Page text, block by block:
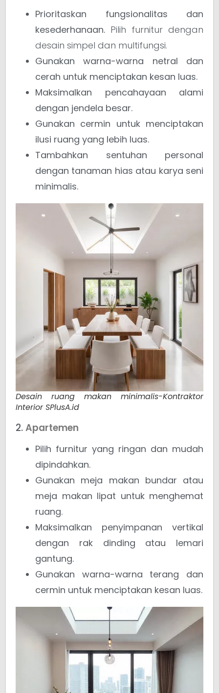
Prioritaskan fungsionalitas dan
kesederhanaan. Pilih furnitur dengan
desain simpel dan multifungsi.
Gunakan warna-warna netral dan
cerah untuk menciptakan kesan luas.
Maksimalkan pencahayaan alami
dengan jendela besar.
Gunakan cermin untuk menciptakan
ilusi ruang yang lebih luas.
Tambahkan sentuhan personal
dengan tanaman hias atau karya seni
minimalis.
Desain ruang makan minimalis-Kontraktor
Interior SPlusA.id
2.Apartemen
Pilih furnitur yang ringan dan mudah
dipindahkan.
Gunakan meja makan bundar atau
meja makan lipat untuk menghemat
ruang.
Maksimalkan penyimpanan vertikal
dengan rak dinding atau lemari
gantung.
Gunakan warna-warna terang dan
cermin untuk menciptakan kesan luas.